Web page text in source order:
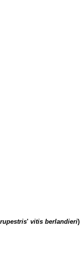
' vitis berlandieri)